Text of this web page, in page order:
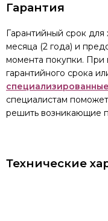
Гарантия
Гарантийный срок для
месяца (2 года) и
момента покупки.
гарантийного срока
специалистам
решить возникающие
Технические